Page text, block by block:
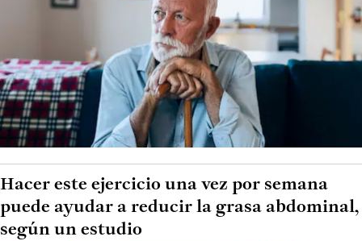
Hacer este ejercicio una vez por semana
puede ayudar a reducir la grasa abdominal,
según un estudio